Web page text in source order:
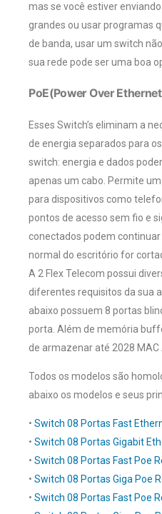
mas se você estiver
grandes ou usar programas
de banda, usar um switch
sua rede pode ser uma boa
PoE(Power Over
Esses Switch’s eliminam a
de energia separados para
switch: energia e dados
apenas um cabo. Permite
para dispositivos como
pontos de acesso sem fio e
conectados podem
normal do escritório for
A 2 Flex Telecom possui
diferentes requisitos da sua
abaixo possuem 8 portas
porta. Além de memória
de armazenar até 2028 MAC
Todos os modelos são
abaixo os modelos e seus
• Switch 08 Portas Fast
• Switch 08 Portas Gigabit
• Switch 08 Portas Fast Poe
• Switch 08 Portas Giga Poe
• Switch 08 Portas Fast Poe